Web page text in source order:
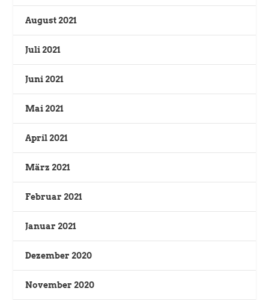
August 2021
Juli 2021
Juni 2021
Mai 2021
April 2021
März 2021
Februar 2021
Januar 2021
Dezember 2020
November 2020